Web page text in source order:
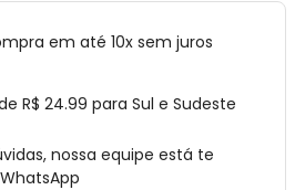
em até 10x sem juros
R$ 24.99 para Sul e Sudeste
nossa equipe está te
WhatsApp